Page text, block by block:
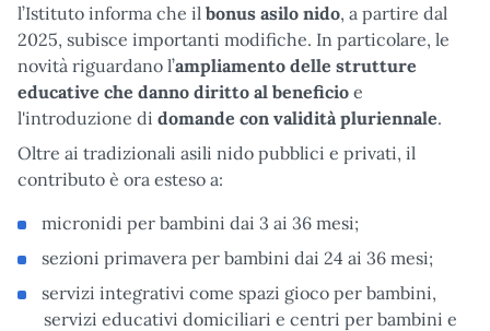
l’Istituto informa che il bonus asilo nido, a partire dal
2025, subisce importanti modifiche. In particolare, le
novità riguardano l’ampliamento delle strutture
educative che danno diritto al beneficio e
l'introduzione di domande con validità pluriennale.
Oltre ai tradizionali asili nido pubblici e privati, il
contributo è ora esteso a:
micronidi per bambini dai 3 ai 36 mesi;
sezioni primavera per bambini dai 24 ai 36 mesi;
servizi integrativi come spazi gioco per bambini,
servizi educativi domiciliari e centri per bambini e